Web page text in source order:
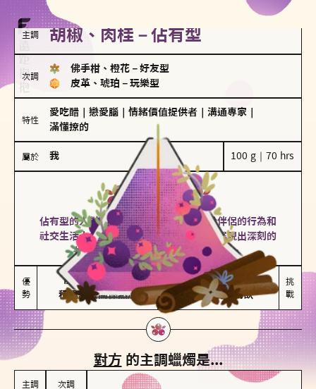
主調 胡椒、肉桂－佔有型
次調
佛手柑、橙花 － 好友型
皮革、琥珀 － 玩樂型
特性
愛吃醋 戀愛腦 情緒價值提供者 溝通專家
滿懂撩的
屬於 我 100 g｜70 hrs
佔有型
胡椒、肉桂
佔有型的人對愛情有強烈的保護欲，對於伴侶的行為和
社交生活十分敏感、容易吃醋。在關係中展現出深刻的
投入和激情，但也可能讓人感到窒息。
優
勢
能建立緊密關係
積極維繫關係熱度
嫉妒心較強
可能出現控制欲
挑
戰
對方 的主調蠟燭是...
主調 次調